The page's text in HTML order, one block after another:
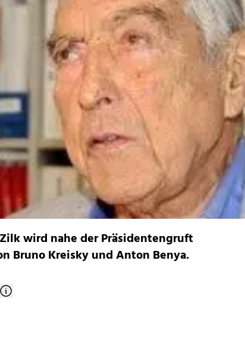
wird nahe der Präsidentengruft
Bruno Kreisky und Anton Benya.